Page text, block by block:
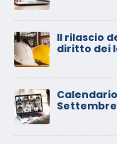
Il rilascio
diritto dei